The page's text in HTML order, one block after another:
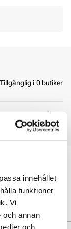
innehållet
funktioner
Vi
och annan
och
Tillgänglig i 0 butiker
Inte i lager